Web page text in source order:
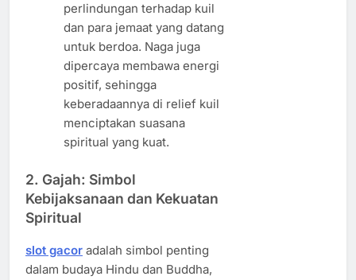
perlindungan terhadap kuil
dan para jemaat yang datang
untuk berdoa. Naga juga
dipercaya membawa energi
positif, sehingga
keberadaannya di relief kuil
menciptakan suasana
spiritual yang kuat.
2. Gajah: Simbol
Kebijaksanaan dan Kekuatan
Spiritual
slot gacor adalah simbol penting
dalam budaya Hindu dan Buddha,